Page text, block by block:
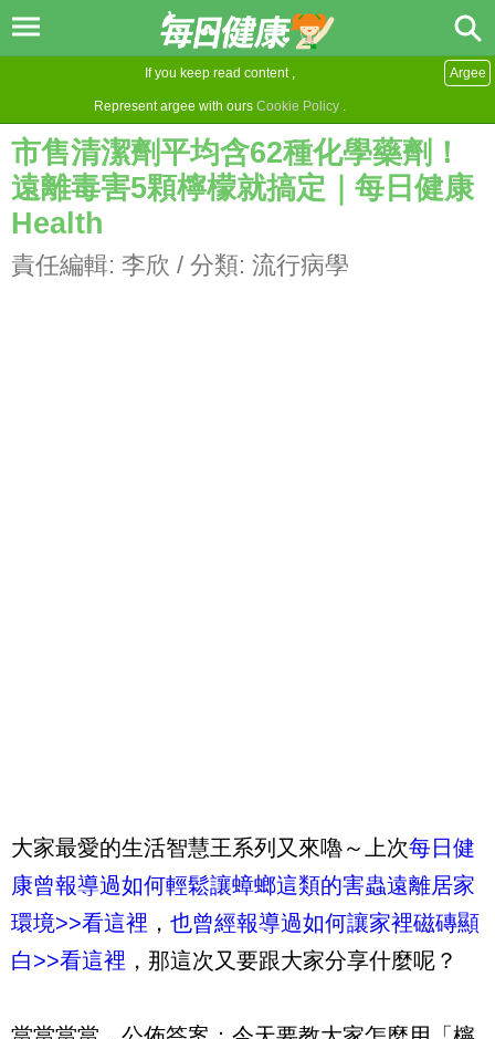
If you keep read content ,
Represent argee with ours Cookie Policy .
Argee
市售清潔劑平均含62種化學藥劑！
遠離毒害5顆檸檬就搞定｜每日健康
Health
責任編輯: 李欣 / 分類: 流行病學
大家最愛的生活智慧王系列又來嚕～上次每日健
康曾報導過如何輕鬆讓蟑螂這類的害蟲遠離居家
環境>>看這裡 ， 也曾經報導過如何讓家裡磁磚顯
白>>看這裡 ，那這次又要跟大家分享什麼呢？